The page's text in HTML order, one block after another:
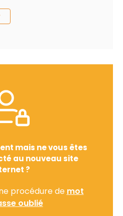
mais ne vous êtes
au nouveau site
?
procédure de mot
oublié